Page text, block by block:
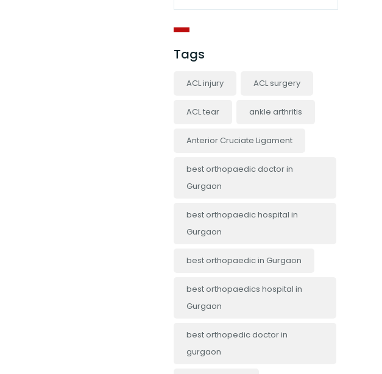
Tags
ACL injury ACL surgery
ACL tear ankle arthritis
Anterior Cruciate Ligament
best orthopaedic doctor in
Gurgaon
best orthopaedic hospital in
Gurgaon
best orthopaedic in Gurgaon
best orthopaedics hospital in
Gurgaon
best orthopedic doctor in
gurgaon